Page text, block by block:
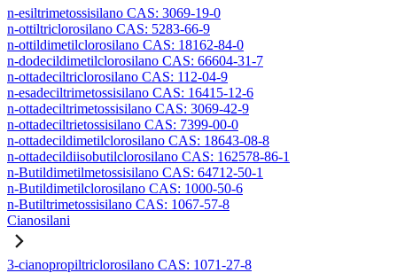
n-esiltrimetossisilano CAS: 3069-19-0
n-ottiltriclorosilano CAS: 5283-66-9
n-ottildimetilclorosilano CAS: 18162-84-0
n-dodecildimetilclorosilano CAS: 66604-31-7
n-ottadeciltriclorosilano CAS: 112-04-9
n-esadeciltrimetossisilano CAS: 16415-12-6
n-ottadeciltrimetossisilano CAS: 3069-42-9
n-ottadeciltrietossisilano CAS: 7399-00-0
n-ottadecildimetilclorosilano CAS: 18643-08-8
n-ottadecildiisobutilclorosilano CAS: 162578-86-1
n-Butildimetilmetossisilano CAS: 64712-50-1
n-Butildimetilclorosilano CAS: 1000-50-6
n-Butiltrimetossisilano CAS: 1067-57-8
Cianosilani
3-cianopropiltriclorosilano CAS: 1071-27-8